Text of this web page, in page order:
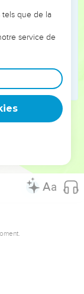
le matin, ils
une nuit, ils
un mois ou
et ne partaient
et partaient.
tels que de la
service de